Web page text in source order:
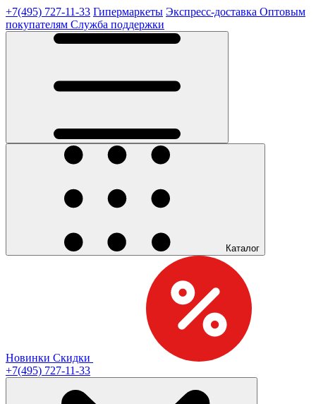
+7(495) 727-11-33 Гипермаркеты Экспресс-доставка Оптовым
покупателям Служба поддержки
Каталог
Новинки Скидки
+7(495) 727-11-33